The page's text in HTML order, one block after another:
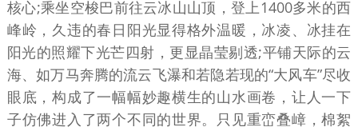
核心;乘坐空梭巴前往云冰山山顶，登上1400多米的西
峰岭，久违的春日阳光显得格外温暖，冰凌、冰挂在
阳光的照耀下光芒四射，更显晶莹剔透;平铺天际的云
海、如万马奔腾的流云飞瀑和若隐若现的“大风车”尽收
眼底，构成了一幅幅妙趣横生的山水画卷，让人一下
子仿佛进入了两个不同的世界。只见重峦叠嶂，棉絮